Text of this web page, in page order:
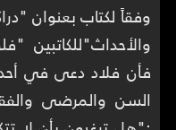
وفقاً لكتاب بعنوان
والأحداث"للكاتبين
فأن فلاد دعى في أحد
السن والمرضى